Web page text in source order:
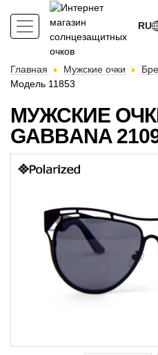
RU
Главная Мужские очки
Модель 11853
МУЖСКИЕ
GABBANA